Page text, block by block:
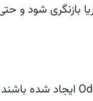
بازنگری شود
ایجاد شده باشند ما • خدمات